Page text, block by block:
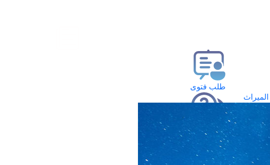
الميراث
طلب فتوى
استعلام عن فتوى